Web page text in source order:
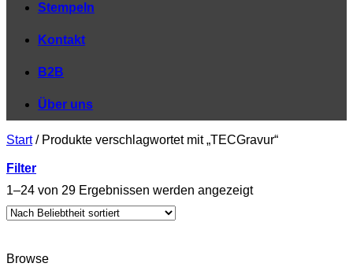
Stempeln
Kontakt
B2B
Über uns
Start /Produkte verschlagwortet mit „TECGravur“
Filter
1–24 von 29 Ergebnissen werden angezeigt
Browse